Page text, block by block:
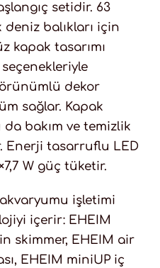
setidir. 63
balıkları için
kapak tasarımı
dekor
sağlar. Kapak
bakım ve temizlik
Enerji tasarruflu LED
W güç tüketir.
işletimi
içerir: EHEIM
skimmer, EHEIM air
EHEIM miniUP iç